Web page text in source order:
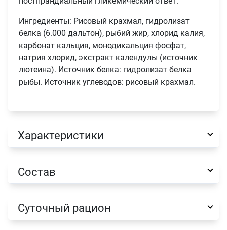
Ингредиенты: Рисовый крахмал, гидролизат
белка (6.000 дальтон), рыбий жир, хлорид калия,
карбонат кальция, монодикальция фосфат,
натрия хлорид, экстракт календулы (источник
лютеина). Источник белка: гидролизат белка
рыбы. Источник углеводов: рисовый крахмал.
Характеристики
Состав
Суточный рацион
Оформить заказ
Имя